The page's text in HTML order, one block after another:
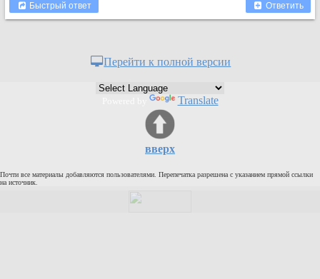
Быстрый ответ Ответить
Перейти к полной версии
Translate
вверх
Почти все материалы добавляются пользователями. Перепечатка разрешена с указанием прямой ссылки
на источник.